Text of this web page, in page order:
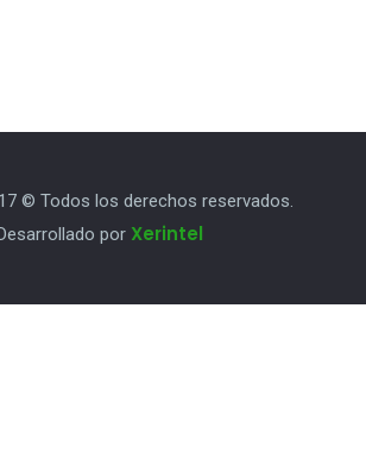
© Todos los derechos reservados.
por Xerintel